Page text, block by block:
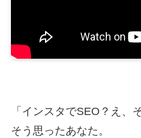
「インスタでSEO？え、
そう思ったあなた。